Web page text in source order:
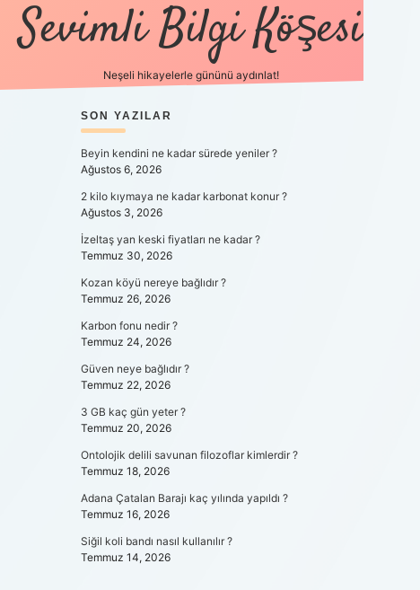
Sevimli Bilgi Köşesi
Neşeli hikayelerle gününü aydınlat!
SIDEBAR
SON YAZILAR
Beyin kendini ne kadar sürede yeniler ?
Ağustos 6, 2026
2 kilo kıymaya ne kadar karbonat konur ?
Ağustos 3, 2026
İzeltaş yan keski fiyatları ne kadar ?
Temmuz 30, 2026
Kozan köyü nereye bağlıdır ?
Temmuz 26, 2026
Karbon fonu nedir ?
Temmuz 24, 2026
Güven neye bağlıdır ?
Temmuz 22, 2026
3 GB kaç gün yeter ?
Temmuz 20, 2026
Ontolojik delili savunan filozoflar kimlerdir ?
Temmuz 18, 2026
Adana Çatalan Barajı kaç yılında yapıldı ?
Temmuz 16, 2026
Siğil koli bandı nasıl kullanılır ?
Temmuz 14, 2026